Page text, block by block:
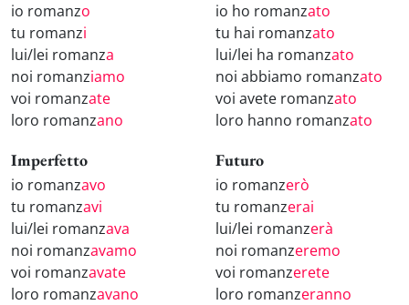
io romanzo
tu romanzi
lui/lei romanza
noi romanziamo
voi romanzate
loro romanzano
io ho romanzato
tu hai romanzato
lui/lei ha romanzato
noi abbiamo romanzato
voi avete romanzato
loro hanno romanzato
Imperfetto
io romanzavo
tu romanzavi
lui/lei romanzava
noi romanzavamo
voi romanzavate
loro romanzavano
Futuro
io romanzerò
tu romanzerai
lui/lei romanzerà
noi romanzeremo
voi romanzerete
loro romanzeranno